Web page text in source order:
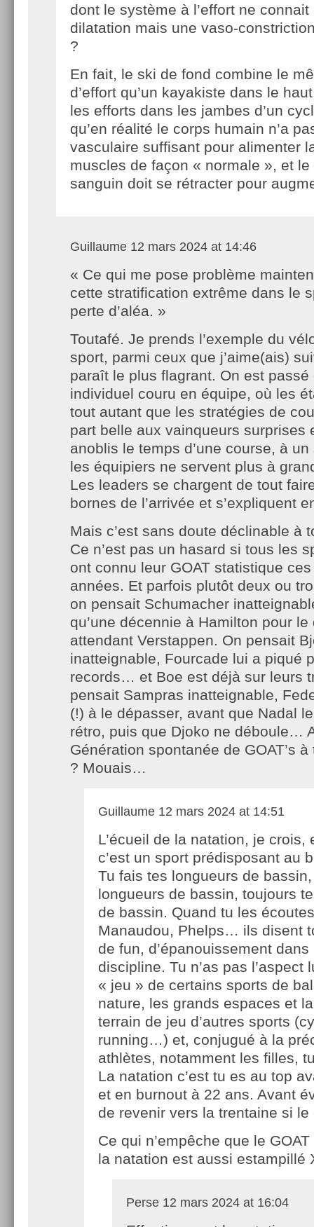
dont le système à l’effort ne
dilatation mais une vaso-
?
En fait, le ski de fond combine le
d’effort qu’un kayakiste dans le
les efforts dans les jambes d’un
qu’en réalité le corps humain n’a
vasculaire suffisant pour alimenter
muscles de façon « normale », et
sanguin doit se rétracter pour
Guillaume 12 mars 2024 at 14:46
« Ce qui me pose problème
cette stratification extrême dans le
perte d’aléa. »
Toutafé. Je prends l’exemple du
sport, parmi ceux que j’aime(ais)
paraît le plus flagrant. On est passé
individuel couru en équipe, où les
tout autant que les stratégies de
part belle aux vainqueurs surprises
anoblis le temps d’une course, à
les équipiers ne servent plus à
Les leaders se chargent de tout
bornes de l’arrivée et s’expliquent
Mais c’est sans doute déclinable à
Ce n’est pas un hasard si tous les
ont connu leur GOAT statistique
années. Et parfois plutôt deux ou
on pensait Schumacher
qu’une décennie à Hamilton pour
attendant Verstappen. On pensait
inatteignable, Fourcade lui a piqué
records… et Boe est déjà sur leurs
pensait Sampras inatteignable,
(!) à le dépasser, avant que Nadal
rétro, puis que Djoko ne déboule…
Génération spontanée de GOAT’s
? Mouais…
Guillaume 12 mars 2024 at 14:51
L’écueil de la natation, je crois,
c’est un sport prédisposant au
Tu fais tes longueurs de
longueurs de bassin, toujours
de bassin. Quand tu les
Manaudou, Phelps… ils disent
de fun, d’épanouissement dans
discipline. Tu n’as pas l’aspect
« jeu » de certains sports de
nature, les grands espaces et
terrain de jeu d’autres sports
running…) et, conjugué à la
athlètes, notamment les filles,
La natation c’est tu es au top
et en burnout à 22 ans. Avant
de revenir vers la trentaine si le
Ce qui n’empêche que le
la natation est aussi estampillé
Perse 12 mars 2024 at 16:04